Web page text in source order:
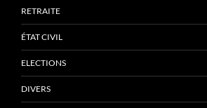
RETRAITE
ÉTAT CIVIL
ELECTIONS
DIVERS